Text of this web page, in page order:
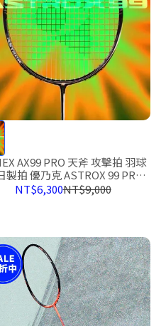
AX99 PRO 天斧 攻擊拍 羽球
製拍 優乃克 ASTROX 99 PRO
2025
NT$6,300NT$9,000